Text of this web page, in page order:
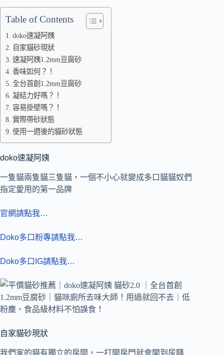
Table of Contents
doko速凝阿姨
自家貓砂現狀
速凝阿姨1.2mm豆腐砂
香味如何？！
全台首創1.2mm豆腐砂
凝結力好嗎？！
容易掛壁嗎？！
實際帶砂狀態
使用一週後的貓砂狀態
doko速凝阿姨
一隻貓兩隻貓三隻貓，一個不小心就變成多口貓貓奴們
指定愛用的第一品牌
官網請點我…
Doko多口粉專請點我…
Doko多口IG請點我…
自家貓砂現狀
我們家的貓有獨立的房間，一打開房門就會聞到尿騷